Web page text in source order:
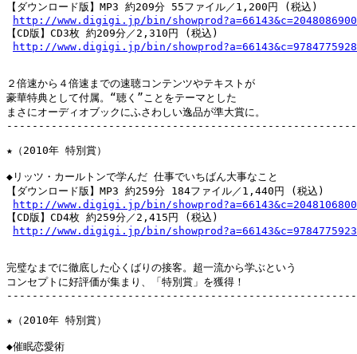
【ダウンロード版】MP3 約209分 55ファイル／1,200円 (税込)
http://www.digigi.jp/bin/
【CD版】CD3枚 約209分／2,310円 (税込)
http://www.digigi.jp/bin/
２倍速から４倍速までの速聴コンテンツやテキストが
豪華特典として付属。“聴く”ことをテーマとした
まさにオーディオブックにふさわしい逸品が準大賞に。
★（2010年 特別賞）
◆リッツ・カールトンで学んだ 仕事でいちばん大事なこと
【ダウンロード版】MP3 約259分 184ファイル／1,440円 (税込)
http://www.digigi.jp/bin/
【CD版】CD4枚 約259分／2,415円 (税込)
http://www.digigi.jp/bin/
完璧なまでに徹底した心くばりの接客。超一流から学ぶという
コンセプトに好評価が集まり、「特別賞」を獲得！
★（2010年 特別賞）
◆催眠恋愛術